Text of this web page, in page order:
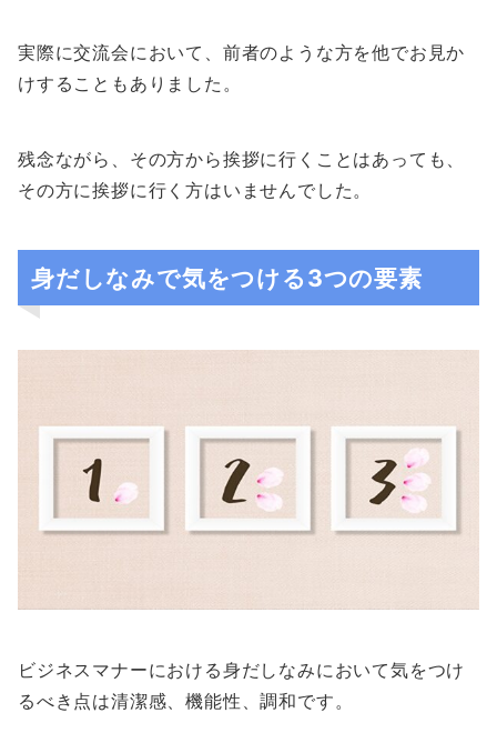
実際に交流会において、前者のような方を他でお見か
けすることもありました。
残念ながら、その方から挨拶に行くことはあっても、
その方に挨拶に行く方はいませんでした。
身だしなみで気をつける3つの要素
ビジネスマナーにおける身だしなみにおいて気をつけ
るべき点は清潔感、機能性、調和です。